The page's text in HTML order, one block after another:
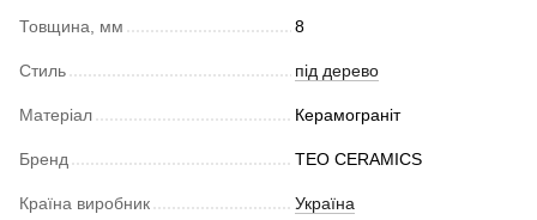
Товщина, мм 8
Стиль під дерево
Матеріал Керамограніт
Бренд TEO CERAMICS
Країна виробник Україна